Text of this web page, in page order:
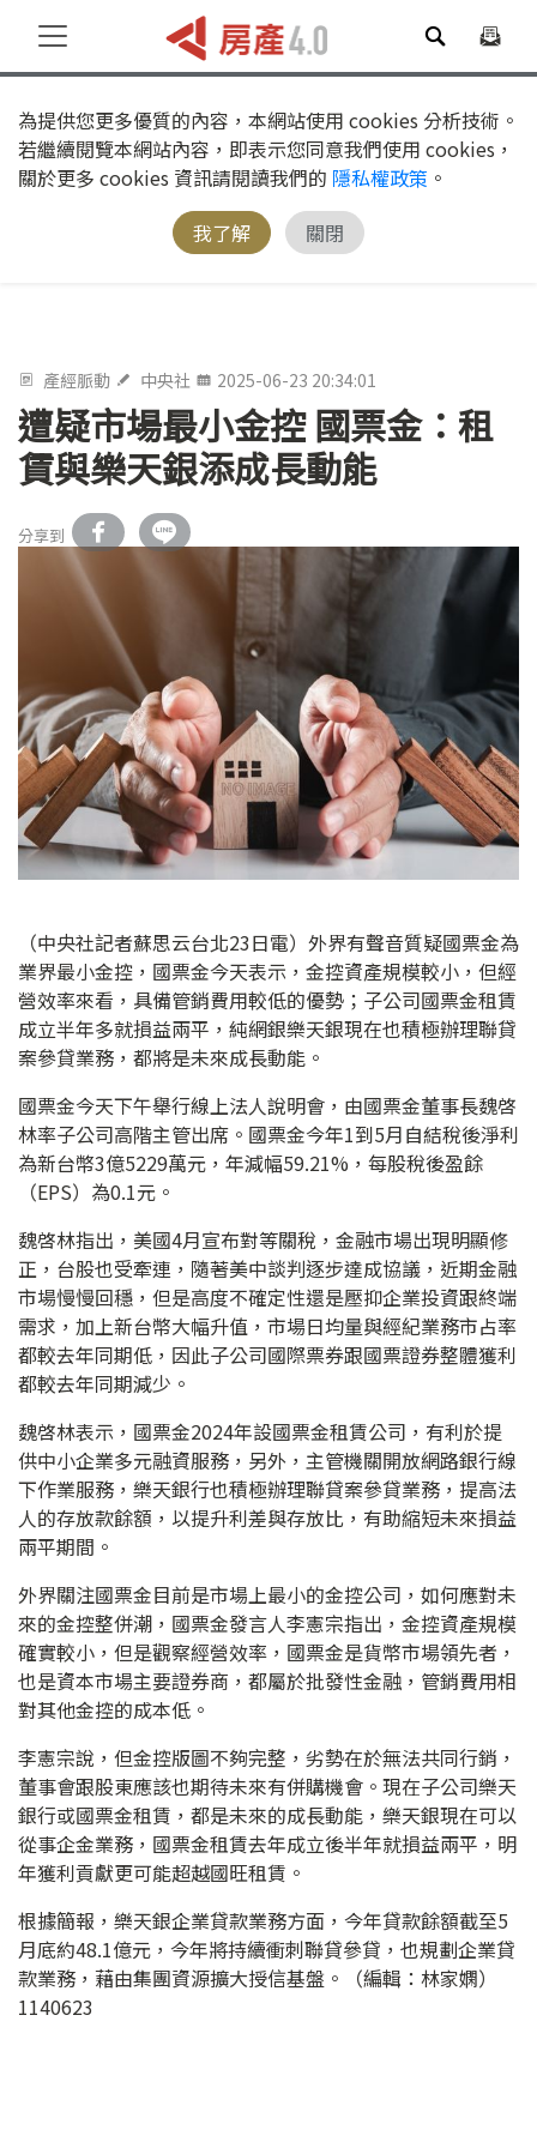
為提供您更多優質的內容，本網站使用 cookies 分析技術。
若繼續閱覽本網站內容，即表示您同意我們使用 cookies，
關於更多 cookies 資訊請閱讀我們的 隱私權政策 。
我了解
關閉
產經脈動 中央社 2025-06-23 20:34:01
遭疑市場最小金控 國票金：租
賃與樂天銀添成長動能
分享到
（中央社記者蘇思云台北23日電）外界有聲音質疑國票金為
業界最小金控，國票金今天表示，金控資產規模較小，但經
營效率來看，具備管銷費用較低的優勢；子公司國票金租賃
成立半年多就損益兩平，純網銀樂天銀現在也積極辦理聯貸
案參貸業務，都將是未來成長動能。
國票金今天下午舉行線上法人說明會，由國票金董事長魏啓
林率子公司高階主管出席。國票金今年1到5月自結稅後淨利
為新台幣3億5229萬元，年減幅59.21%，每股稅後盈餘
（EPS）為0.1元。
魏啓林指出，美國4月宣布對等關稅，金融市場出現明顯修
正，台股也受牽連，隨著美中談判逐步達成協議，近期金融
市場慢慢回穩，但是高度不確定性還是壓抑企業投資跟終端
需求，加上新台幣大幅升值，市場日均量與經紀業務市占率
都較去年同期低，因此子公司國際票券跟國票證券整體獲利
都較去年同期減少。
魏啓林表示，國票金2024年設國票金租賃公司，有利於提
供中小企業多元融資服務，另外，主管機關開放網路銀行線
下作業服務，樂天銀行也積極辦理聯貸案參貸業務，提高法
人的存放款餘額，以提升利差與存放比，有助縮短未來損益
兩平期間。
外界關注國票金目前是市場上最小的金控公司，如何應對未
來的金控整併潮，國票金發言人李憲宗指出，金控資產規模
確實較小，但是觀察經營效率，國票金是貨幣市場領先者，
也是資本市場主要證券商，都屬於批發性金融，管銷費用相
對其他金控的成本低。
李憲宗說，但金控版圖不夠完整，劣勢在於無法共同行銷，
董事會跟股東應該也期待未來有併購機會。現在子公司樂天
銀行或國票金租賃，都是未來的成長動能，樂天銀現在可以
從事企金業務，國票金租賃去年成立後半年就損益兩平，明
年獲利貢獻更可能超越國旺租賃。
根據簡報，樂天銀企業貸款業務方面，今年貸款餘額截至5
月底約48.1億元，今年將持續衝刺聯貸參貸，也規劃企業貸
款業務，藉由集團資源擴大授信基盤。（編輯：林家嫻）
1140623